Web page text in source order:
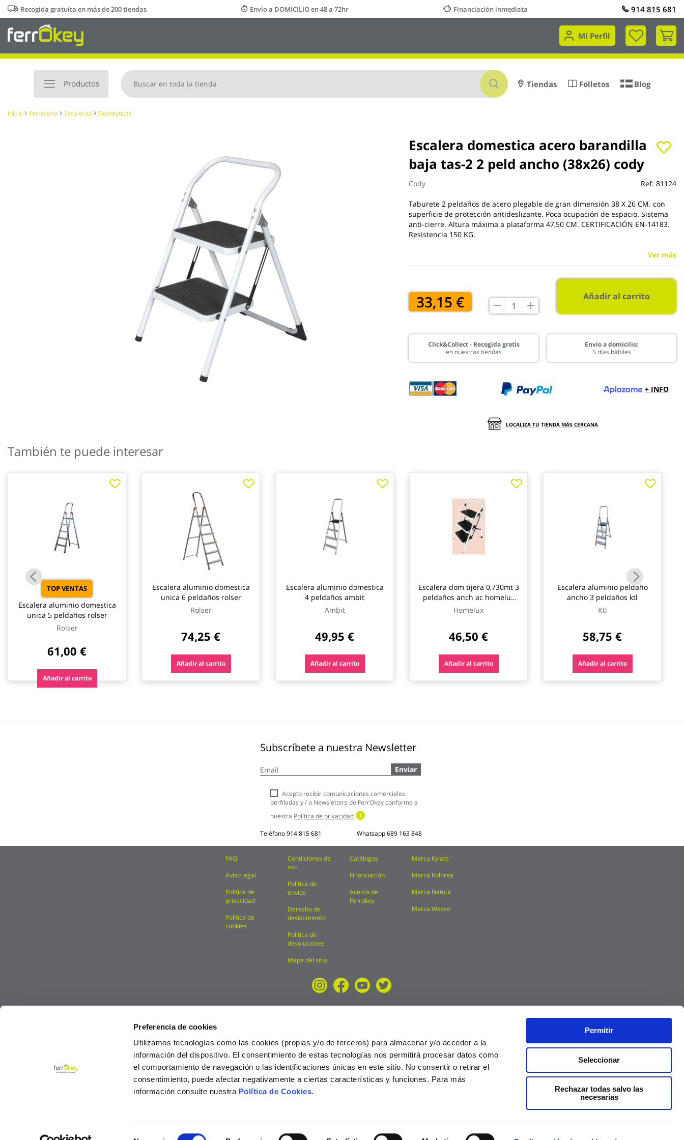
Preferencia de cookies
Utilizamos tecnologías como las cookies (propias y/o de terceros) para almacenar y/o acceder a la
información del dispositivo. El consentimiento de estas tecnologías nos permitirá procesar datos como
el comportamiento de navegación o las identificaciones únicas en este sitio. No consentir o retirar el
consentimiento, puede afectar negativamente a ciertas características y funciones. Para más
información consulte nuestra Política de Cookies.
Permitir
Seleccionar
Rechazar todas salvo las
necesarias
Ir
al
contenido
Recogida gratuita en más de 200 tiendas Envío a DOMICILIO en 48 a 72hr Financiación inmediata 914 815 681
Mi Perfil
Mi
Productos
Buscar
Tiendas Folletos Blog
Inicio Ferretería Escaleras Domésticas
Escalera domestica acero barandilla
baja tas-2 2 peld ancho (38x26) cody
Cody Ref: 81124
Taburete 2 peldaños de acero plegable de gran dimensión 38 X 26 CM. con
superficie de protección antideslizante. Poca ocupación de espacio. Sistema
anti-cierre. Altura máxima a plataforma 47,50 CM. CERTIFICACIÓN EN-14183.
Resistencia 150 KG.
Ver más
33,15 € Añadir al carrito
Click&Collect - Recogida gratis
en nuestras tiendas
Envío a domicilio:
5 días hábiles
+ INFO
LOCALIZA TU TIENDA MÁS CERCANA
la
También te puede interesar
TOP VENTAS
Escalera aluminio domestica
unica 5 peldaños rolser
Rolser
61,00 €
Añadir al carrito
Escalera aluminio domestica
unica 6 peldaños rolser
Rolser
74,25 €
Añadir al carrito
Escalera aluminio domestica
4 peldaños ambit
Ambit
49,95 €
Añadir al carrito
Escalera dom tijera 0,730mt 3
peldaños anch ac homelux
71005
Homelux
46,50 €
Añadir al carrito
Escalera aluminio peldaño
ancho 3 peldaños ktl
Ktl
58,75 €
Añadir al carrito
Subscríbete a nuestra Newsletter
a
boletín
noticias:
Enviar
Acepto recibir comunicaciones comerciales
perfiladas y / o Newsletters de FerrOkey conforme a
nuestra Política de privacidad
Teléfono914 815 681 Whatsapp689 163 848
FAQ
Aviso legal
Política de
privacidad
Política de
cookies
Condiciones de
uso
Política de
envíos
Derecho de
desistimiento
Política de
devoluciones
Mapa del sitio
Catálogos
Financiación
Acerca de
Ferrokey
Marca Kylate
Marca Kolorea
Marca Natuur
Marca Wesco